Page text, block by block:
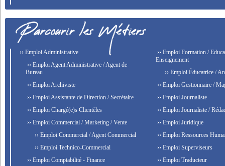
›› Emploi Administrative
›› Emploi Agent Administrative / Agent de
Bureau
›› Emploi Archiviste
›› Emploi Assistante de Direction / Secrétaire
›› Emploi Chargé(e)s Clientèles
›› Emploi Commercial / Marketing / Vente
›› Emploi Commercial / Agent Commercial
›› Emploi Technico-Commercial
›› Emploi Comptabilité - Finance
›› Emploi Formation /
Enseignement
›› Emploi Éducatrice /
›› Emploi Gestionnaire /
›› Emploi Journaliste
›› Emploi Journaliste /
›› Emploi Juridique
›› Emploi Ressources
›› Emploi Superviseurs
›› Emploi Traducteur